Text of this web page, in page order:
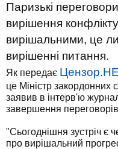
Паризькі
вирішення
вирішальними, це
вирішенні питання.
Як передає
це Міністр закордонних
заявив в інтерв'ю
завершення
"Сьогоднішня зустріч є
про вирішальний